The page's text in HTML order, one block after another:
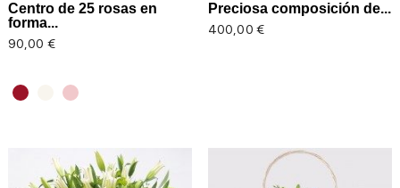
Centro de 25 rosas en
forma...
Precio
90,00 €
Preciosa composición de...
Precio
400,00 €